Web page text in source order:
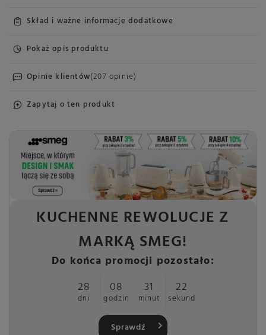
Skład i ważne informacje dodatkowe
Pokaż opis produktu
Opinie klientów(207 opinie)
Zapytaj o ten produkt
KUCHENNE REWOLUCJE Z
MARKĄ SMEG!
Do końca promocji pozostało:
28
dni
08
godzin
31
minut
22
sekund
Sprawdź